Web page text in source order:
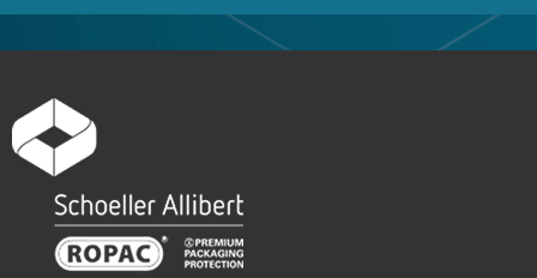
Pharma
Qualité
Certification UN